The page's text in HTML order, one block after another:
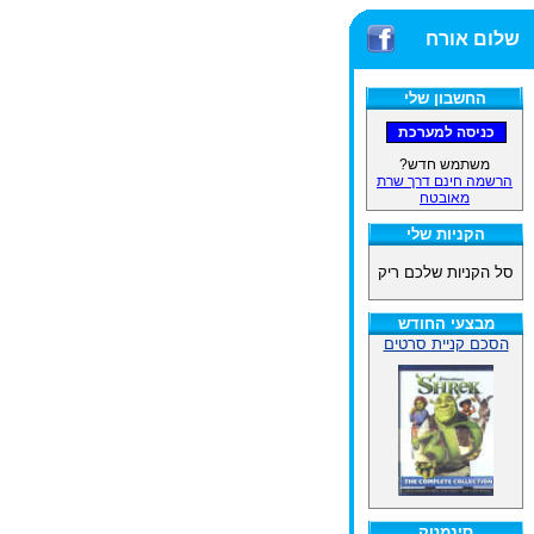
שלום אורח
החשבון שלי
משתמש חדש?
הרשמה חינם דרך שרת
מאובטח
הקניות שלי
סל הקניות שלכם ריק
מבצעי החודש
הסכם קניית סרטים